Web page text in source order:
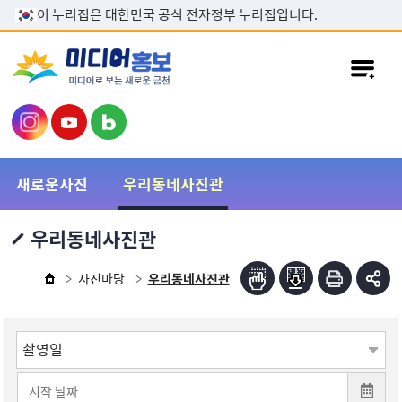
본문 바로가기
이 누리집은 대한민국 공식 전자정부 누리집입니다.
새로운사진 우리동네사진관
우리동네사진관
사진마당 우리동네사진관